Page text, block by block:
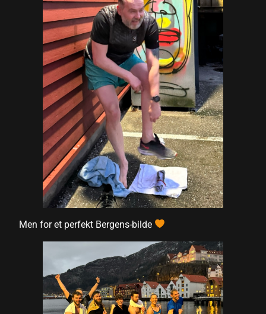
Men for et perfekt Bergens-bilde